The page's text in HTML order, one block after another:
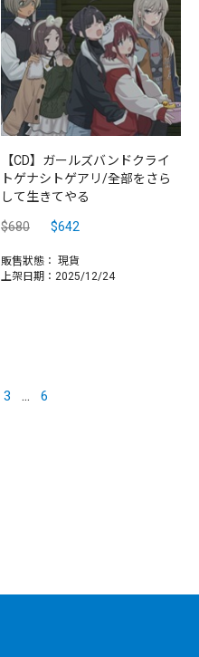
【CD】ガールズバンドクライ
トゲナシトゲアリ/全部をさら
して生きてやる
$680 $642
販售狀態： 現貨
上架日期：2025/12/24
3 ... 6